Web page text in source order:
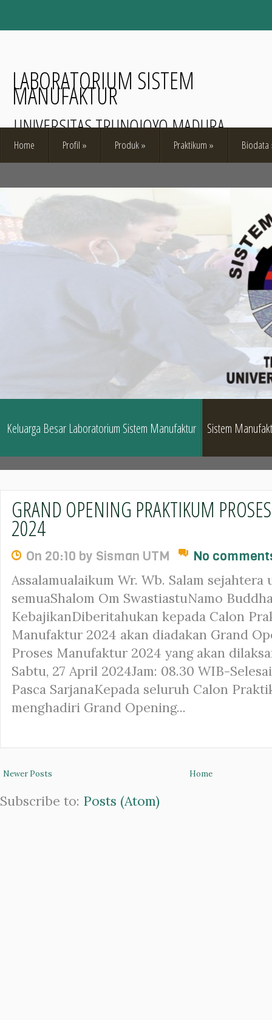
LABORATORIUM SISTEM
MANUFAKTUR
UNIVERSITAS TRUNOJOYO MADURA
Home Profil » Produk» Praktikum » Biodata
Keluarga Besar Laboratorium Sistem Manufaktur Sistem
GRAND OPENING PRAKTIKUM
2024
On 20:10 by Sisman UTM No
Assalamualaikum Wr. Wb. Salam
semuaShalom Om SwastiastuNamo
KebajikanDiberitahukan kepada Calon
Manufaktur 2024 akan diadakan Grand
Proses Manufaktur 2024 yang akan
Sabtu, 27 April 2024Jam: 08.30 WIB-
Pasca SarjanaKepada seluruh Calon
menghadiri Grand Opening...
Newer Posts Home
Subscribe to: Posts (Atom)